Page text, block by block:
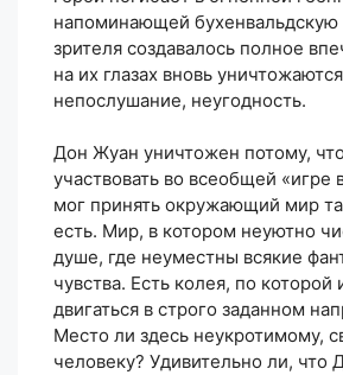
напоминающей бухенвальдскую
зрителя создавалось полное
на их глазах вновь
непослушание, неугодность.
Дон Жуан уничтожен потому,
участвовать во всеобщей «игре
мог принять окружающий мир
есть. Мир, в котором неуютно
душе, где неуместны всякие
чувства. Есть колея, по которой
двигаться в строго заданном
Место ли здесь неукротимому,
человеку? Удивительно ли, что